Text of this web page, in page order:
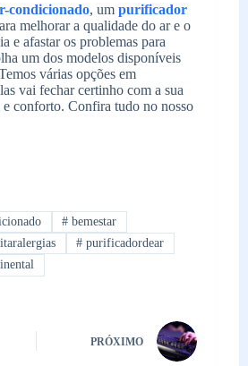
condicionado, um purificador
melhorar a qualidade do ar e o
e afastar os problemas para
um dos modelos disponíveis
várias opções em
vai fechar certinho com a sua
e conforto. Confira tudo no nosso
# bemestar
# purificadordear
PRÓXIMO